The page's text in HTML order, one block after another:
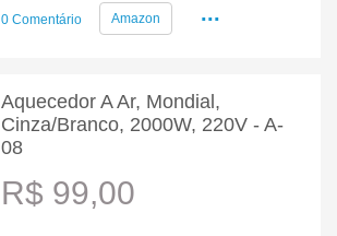
0 Comentário Amazon ...
Aquecedor A Ar, Mondial,
Cinza/Branco, 2000W, 220V - A-
08
R$ 99,00